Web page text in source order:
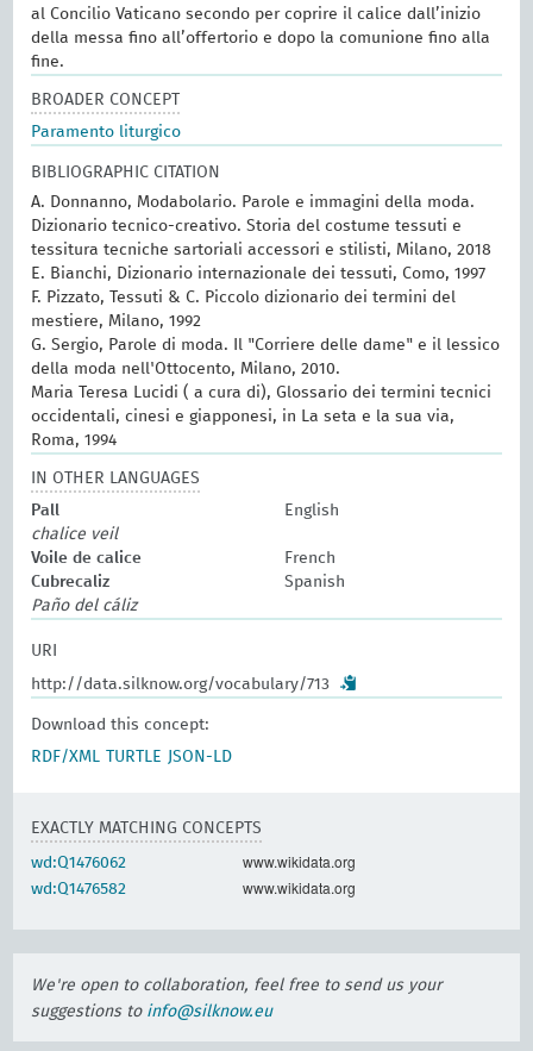
al Concilio Vaticano secondo per coprire il calice dall’inizio
della messa fino all’offertorio e dopo la comunione fino alla
fine.
BROADER CONCEPT
Paramento liturgico
BIBLIOGRAPHIC CITATION
A. Donnanno, Modabolario. Parole e immagini della moda.
Dizionario tecnico-creativo. Storia del costume tessuti e
tessitura tecniche sartoriali accessori e stilisti, Milano, 2018
E. Bianchi, Dizionario internazionale dei tessuti, Como, 1997
F. Pizzato, Tessuti & C. Piccolo dizionario dei termini del
mestiere, Milano, 1992
G. Sergio, Parole di moda. Il "Corriere delle dame" e il lessico
della moda nell'Ottocento, Milano, 2010.
Maria Teresa Lucidi ( a cura di), Glossario dei termini tecnici
occidentali, cinesi e giapponesi, in La seta e la sua via,
Roma, 1994
IN OTHER LANGUAGES
Pall
English
chalice veil
Voile de calice
French
Cubrecaliz
Spanish
Paño del cáliz
URI
http://data.silknow.org/vocabulary/713
Download this concept:
RDF/XML
TURTLE JSON-LD
EXACTLY MATCHING CONCEPTS
wd:Q1476062 www.wikidata.org
wd:Q1476582 www.wikidata.org
We're open to collaboration, feel free to send us your
suggestions to info@silknow.eu